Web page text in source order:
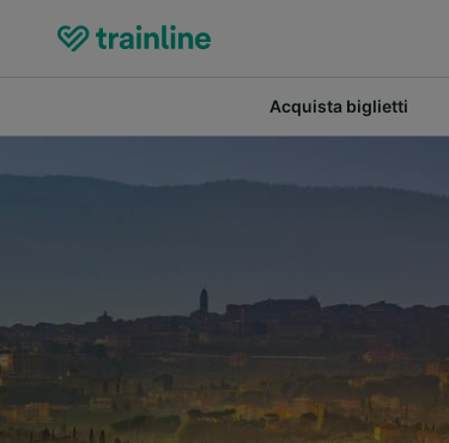
Acquista biglietti